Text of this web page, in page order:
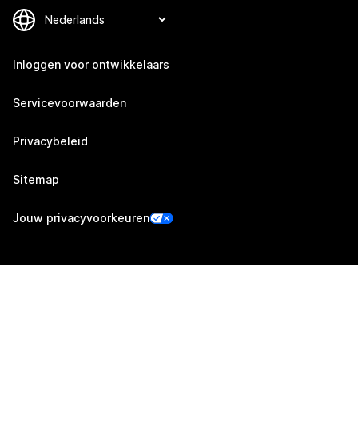
Inloggen voor ontwikkelaars
Servicevoorwaarden
Privacybeleid
Sitemap
Jouw privacyvoorkeuren